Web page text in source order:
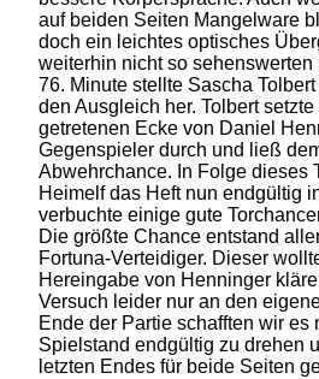
auf beiden Seiten Mangelware
doch ein leichtes optisches
weiterhin nicht so
76. Minute stellte Sascha
den Ausgleich her. Tolbert
getretenen Ecke von Daniel
Gegenspieler durch und ließ
Abwehrchance. In Folge dieses
Heimelf das Heft nun endgültig
verbuchte einige gute
Die größte Chance entstand
Fortuna-Verteidiger. Dieser
Hereingabe von Henninger
Versuch leider nur an den
Ende der Partie schafften wir es
Spielstand endgültig zu drehen
letzten Endes für beide Seiten